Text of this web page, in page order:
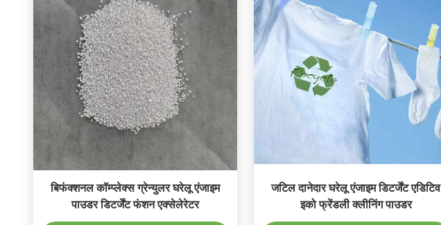
बिफंक्शनल कॉम्प्लेक्स ग्रेन्युलर घरेलू एंजाइम
पाउडर डिटर्जेंट फंशन एक्सेलेरेटर
जटिल दानेदार घरेलू एंजाइम डिटर्जेंट एडिटिव
इको फ्रेंडली क्लीनिंग पाउडर